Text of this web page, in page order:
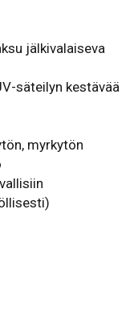
jälkivalaiseva
säteilyn kestävää
myrkytön